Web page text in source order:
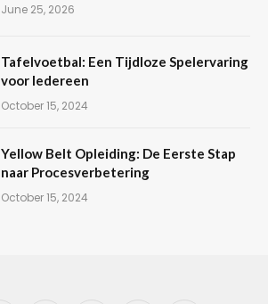
June 25, 2026
Tafelvoetbal: Een Tijdloze Spelervaring
voor Iedereen
October 15, 2024
Yellow Belt Opleiding: De Eerste Stap
naar Procesverbetering
October 15, 2024